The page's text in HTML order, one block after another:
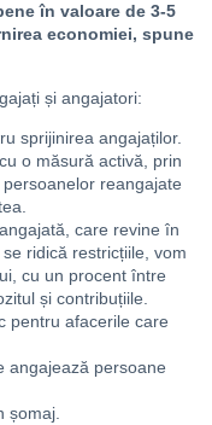
în valoare de 3-5
economiei, spune
și angajatori:
sprijinirea angajaților.
o măsură activă, prin
reangajate
care revine în
ridică restricțiile, vom
cu un procent între
și contribuțiile.
pentru afacerile care
angajează persoane
șomaj.